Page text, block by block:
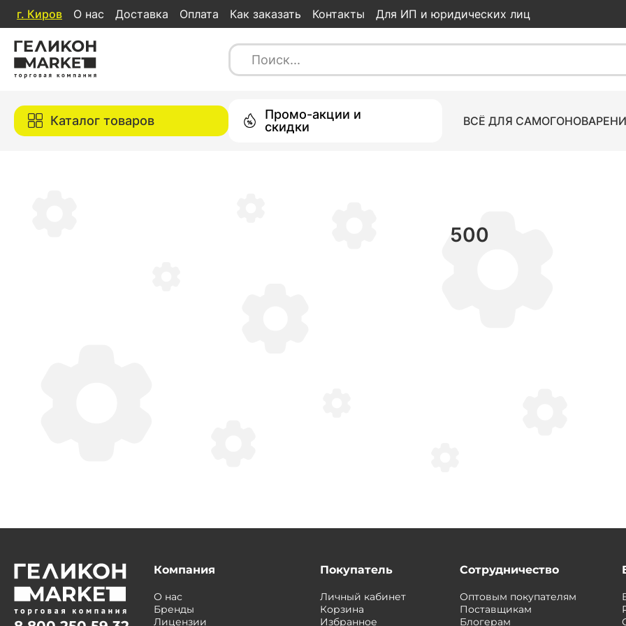
г. Киров О нас Доставка Оплата Как заказать Контакты Для ИП и юридических лиц
Каталог товаров
Промо-акции и
скидки
ВСЁ ДЛЯ
500
Компания
О нас
Бренды
Лицензии
Покупатель
Личный кабинет
Корзина
Избранное
Сотрудничество
Оптовым покупателям
Поставщикам
Блогерам